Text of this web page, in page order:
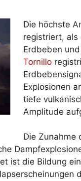
Die höchste
registriert, als
Erdbeben
Tornillo
Explosionen
tiefe
Amplitude
Die Zunahme
ist die Bildung